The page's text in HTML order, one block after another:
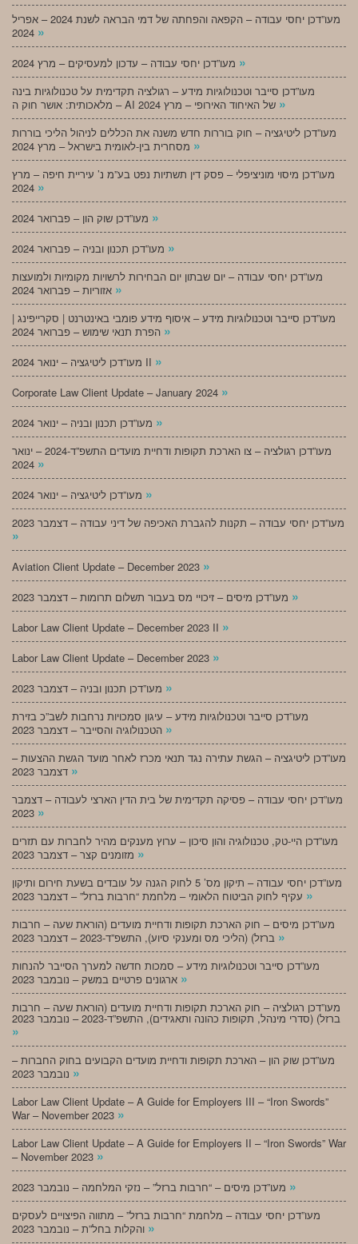
מעו”דכן יחסי עבודה – הקפאה והפחתה של דמי הבראה לשנת 2024 – אפריל
»
»
מעו”דכן סייבר וטכנולוגיות מידע – רגולציה תקדימית על טכנולוגיות בינה
»
מעו”דכן ליטיגציה – חוק בוררות חדש משנה את הכללים לניהול הליכי בוררות
»
מעו”דכן מיסוי מוניציפלי – פסק דין תשתיות נפט בע”מ נ’ עיריית חיפה – מרץ
»
»
»
מעו”דכן יחסי עבודה – יום שבתון יום הבחירות לרשויות מקומיות ולמועצות
»
מעו”דכן סייבר וטכנולוגיות מידע – איסוף מידע פומבי באינטרנט | סקרייפינג |
»
מעו”דכן ליטיגציה – ינואר 2024 II »
Corporate Law Client Update – January 2024 »
»
מעו”דכן רגולציה – צו הארכת תקופות ודחיית מועדים התשפ”ד-2024 – ינואר
»
»
מעו”דכן יחסי עבודה – תקנות להגברת האכיפה של דיני עבודה – דצמבר 2023
»
Aviation Client Update – December 2023 »
»
Labor Law Client Update – December 2023 II »
Labor Law Client Update – December 2023 »
»
מעו”דכן סייבר וטכנולוגיות מידע – עיגון סמכויות נרחבות לשב”כ בזירת
»
מעו”דכן ליטיגציה – הגשת עתירה נגד תנאי מכרז לאחר מועד הגשת ההצעות –
»
מעו”דכן יחסי עבודה – פסיקה תקדימית של בית הדין הארצי לעבודה – דצמבר
»
מעו”דכן היי-טק, טכנולוגיה והון סיכון – ערוץ מענקים מהיר לחברות עם תזרים
»
מעו”דכן יחסי עבודה – תיקון מס’ 5 לחוק הגנה על עובדים בשעת חירום ותיקון
»
מעו”דכן מיסים – חוק הארכת תקופות ודחיית מועדים (הוראת שעה – חרבות
»
מעו”דכן סייבר וטכנולוגיות מידע – סמכות חדשה למערך הסייבר להנחות
»
מעו”דכן רגולציה – חוק הארכת תקופות ודחיית מועדים (הוראת שעה – חרבות
ברזל) (סדרי מינהל, תקופות כהונה ותאגידים), התשפ”ד-2023 – נובמבר 2023
»
מעו”דכן שוק הון – הארכת תקופות ודחיית מועדים הקבועים בחוק החברות –
»
Labor Law Client Update – A Guide for Employers III – “Iron Swords”
War – November 2023 »
Labor Law Client Update – A Guide for Employers II – “Iron Swords” War
– November 2023 »
»
מעו”דכן יחסי עבודה – מלחמת “חרבות ברזל” – מתווה הפיצויים לעסקים
»